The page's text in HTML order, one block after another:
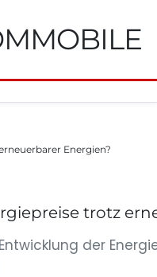
Energien?
trotz
der